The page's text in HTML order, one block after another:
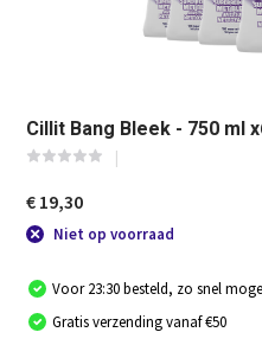
Cillit Bang Bleek - 750 ml
€ 19,30
Niet op voorraad
Voor 23:30 besteld, zo snel
Gratis verzending vanaf €50